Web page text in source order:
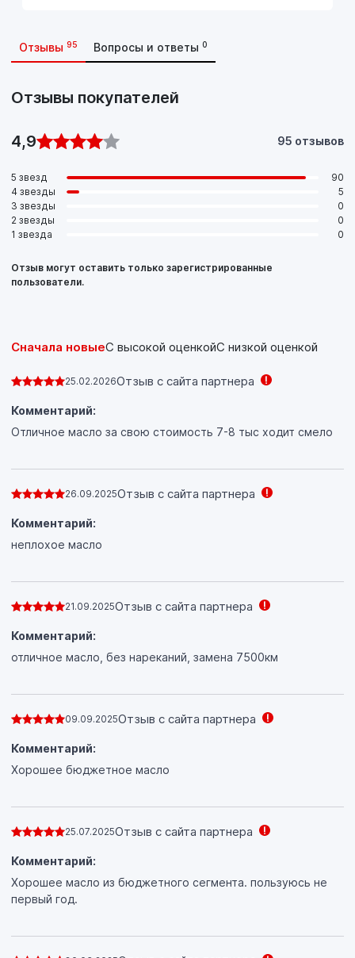
Отзывы 95 Вопросы и ответы 0
Отзывы покупателей
4,9 95 отзывов
5 звезд
90
4 звезды
5
3 звезды
0
2 звезды
0
1 звезда
0
Отзыв могут оставить только зарегистрированные
пользователи.
Сначала новыеС высокой оценкойС низкой оценкой
25.02.2026Отзыв с сайта партнера
Комментарий:
Отличное масло за свою стоимость 7-8 тыс ходит смело
26.09.2025Отзыв с сайта партнера
Комментарий:
неплохое масло
21.09.2025Отзыв с сайта партнера
Комментарий:
отличное масло, без нареканий, замена 7500км
09.09.2025Отзыв с сайта партнера
Комментарий:
Хорошее бюджетное масло
25.07.2025Отзыв с сайта партнера
Комментарий:
Хорошее масло из бюджетного сегмента. пользуюсь не
первый год.